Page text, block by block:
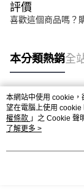
評價
喜歡這個商品嗎？
本分類熱銷全
熱門標籤
本網站中使用 cookie，
望在電腦上使用
權條款 」之 Cookie 聲
用條款之 Cookie 聲明
了解更多 >